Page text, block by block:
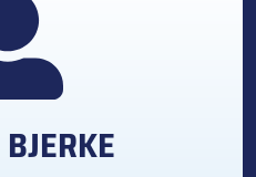
BJERKE